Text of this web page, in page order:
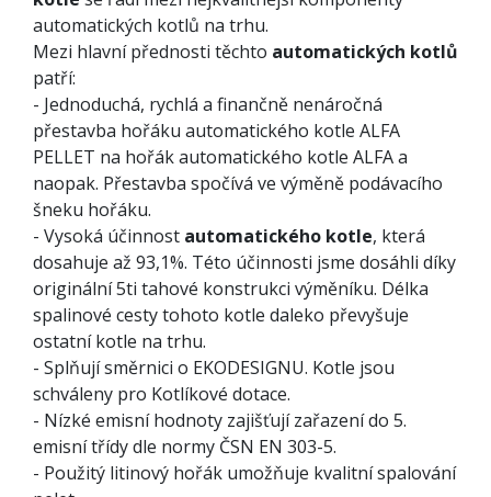
automatických kotlů na trhu.
Mezi hlavní přednosti těchto automatických kotlů
patří:
- Jednoduchá, rychlá a finančně nenáročná
přestavba hořáku automatického kotle ALFA
PELLET na hořák automatického kotle ALFA a
naopak. Přestavba spočívá ve výměně podávacího
šneku hořáku.
- Vysoká účinnost automatického kotle, která
dosahuje až 93,1%. Této účinnosti jsme dosáhli díky
originální 5ti tahové konstrukci výměníku. Délka
spalinové cesty tohoto kotle daleko převyšuje
ostatní kotle na trhu.
- Splňují směrnici o EKODESIGNU. Kotle jsou
schváleny pro Kotlíkové dotace.
- Nízké emisní hodnoty zajišťují zařazení do 5.
emisní třídy dle normy ČSN EN 303-5.
- Použitý litinový hořák umožňuje kvalitní spalování